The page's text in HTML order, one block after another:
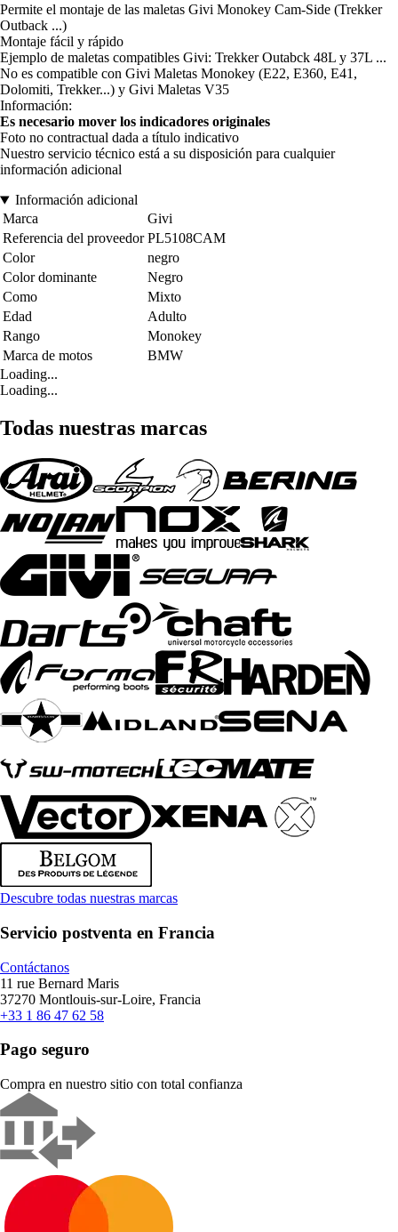
Permite el montaje de las maletas Givi Monokey Cam-Side (Trekker
Outback ...)
Montaje fácil y rápido
Ejemplo de maletas compatibles Givi: Trekker Outabck 48L y 37L ...
No es compatible con Givi Maletas Monokey (E22, E360, E41,
Dolomiti, Trekker...) y Givi Maletas V35
Información:
Es necesario mover los indicadores originales
Foto no contractual dada a título indicativo
Nuestro servicio técnico está a su disposición para cualquier
información adicional
Información adicional
Marca
Givi
Referencia del proveedor PL5108CAM
Color
negro
Color dominante
Negro
Como
Mixto
Edad
Adulto
Rango
Monokey
Marca de motos
BMW
Loading...
Loading...
Todas nuestras marcas
Descubre todas nuestras marcas
Servicio postventa en Francia
Contáctanos
11 rue Bernard Maris
37270 Montlouis-sur-Loire, Francia
+33 1 86 47 62 58
Pago seguro
Compra en nuestro sitio con total confianza